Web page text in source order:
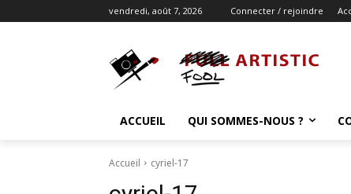
vendredi, août 7, 2026 Connecter / rejoindre
ACCUEIL QUI SOMMES-NOUS ?
Accueil cyriel-17